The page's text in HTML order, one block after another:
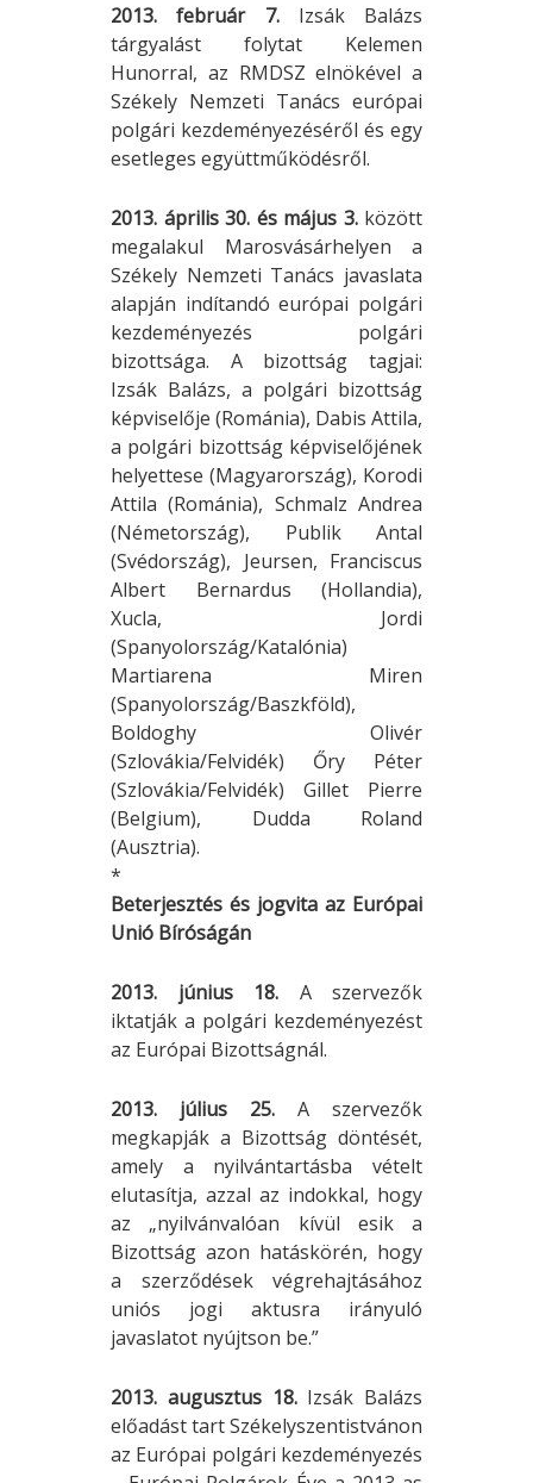
2013. február 7.Izsák Balázs
tárgyalást folytat Kelemen
Hunorral, az RMDSZ elnökével a
Székely Nemzeti Tanács európai
polgári kezdeményezéséről és egy
esetleges együttműködésről.
2013. április 30. és május 3.között
megalakul Marosvásárhelyen a
Székely Nemzeti Tanács javaslata
alapján indítandó európai polgári
kezdeményezés polgári
bizottsága. A bizottság tagjai:
Izsák Balázs, a polgári bizottság
képviselője (Románia), Dabis Attila,
a polgári bizottság képviselőjének
helyettese (Magyarország), Korodi
Attila (Románia), Schmalz Andrea
(Németország), Publik Antal
(Svédország), Jeursen, Franciscus
Albert Bernardus (Hollandia),
Xucla, Jordi
(Spanyolország/Katalónia)
Martiarena Miren
(Spanyolország/Baszkföld),
Boldoghy Olivér
(Szlovákia/Felvidék) Őry Péter
(Szlovákia/Felvidék) Gillet Pierre
(Belgium), Dudda Roland
(Ausztria).
*
Beterjesztés és jogvita az Európai
Unió Bíróságán
2013. június 18. A szervezők
iktatják a polgári kezdeményezést
az Európai Bizottságnál.
2013. július 25. A szervezők
megkapják a Bizottság döntését,
amely a nyilvántartásba vételt
elutasítja, azzal az indokkal, hogy
az „nyilvánvalóan kívül esik a
Bizottság azon hatáskörén, hogy
a szerződések végrehajtásához
uniós jogi aktusra irányuló
javaslatot nyújtson be.”
2013. augusztus 18.Izsák Balázs
előadást tart Székelyszentistvánon
az Európai polgári kezdeményezés